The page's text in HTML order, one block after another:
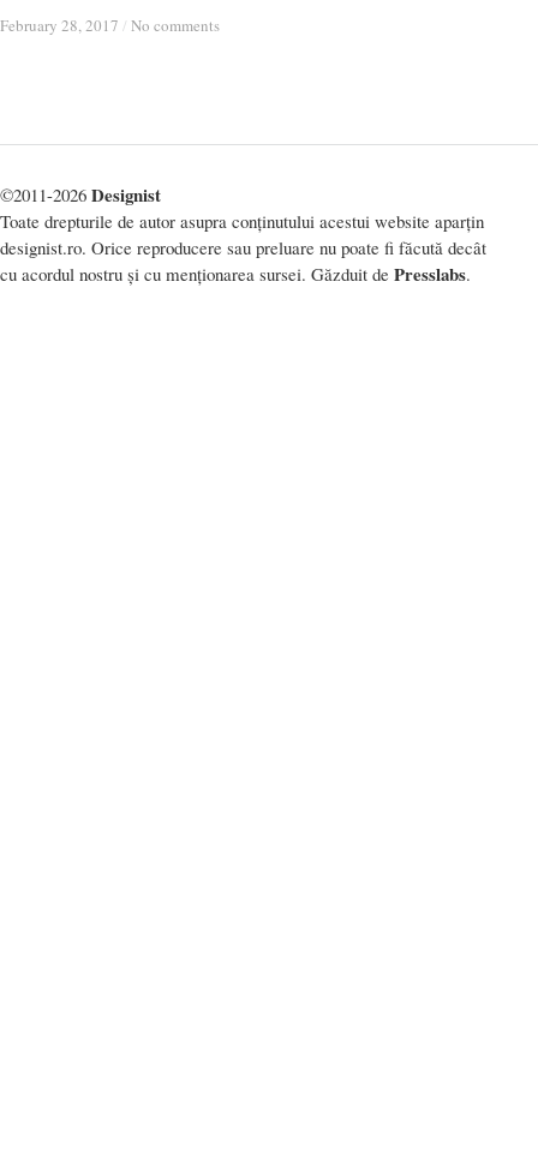
February 28, 2017 / No comments
February 28, 2017 / No comments
©2011-2026 Designist
Toate drepturile de autor asupra conținutului acestui website aparțin
designist.ro. Orice reproducere sau preluare nu poate fi făcută decât
cu acordul nostru și cu menționarea sursei. Găzduit de Presslabs.